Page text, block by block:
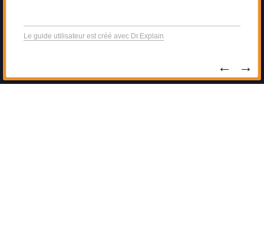
Le guide utilisateur est créé avec Dr.Explain